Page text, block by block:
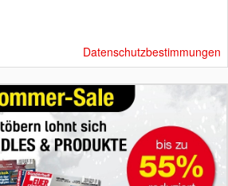
Datenschutzbestimmungen